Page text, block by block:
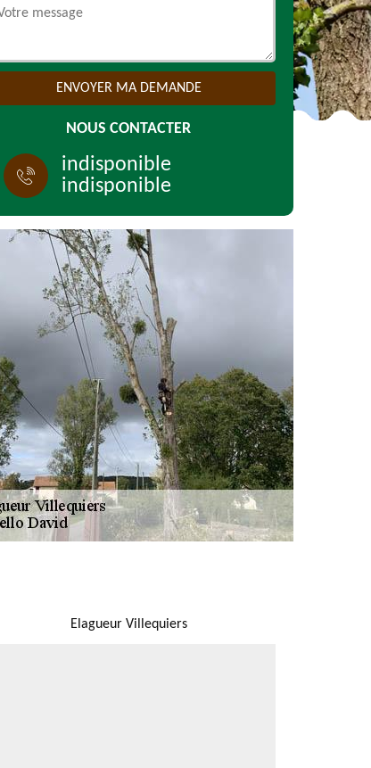
NOUS CONTACTER
indisponible
indisponible
Elagueur Villequiers